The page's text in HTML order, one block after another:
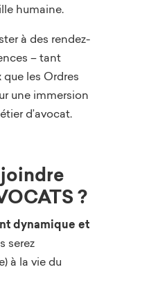
humaine.
à des rendez-
– tant
les Ordres
une immersion
d’avocat.
?
dynamique et
serez
à la vie du